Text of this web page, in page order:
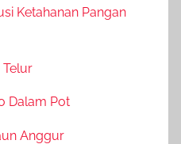
Ketahanan Pangan
Telur
Dalam Pot
Anggur